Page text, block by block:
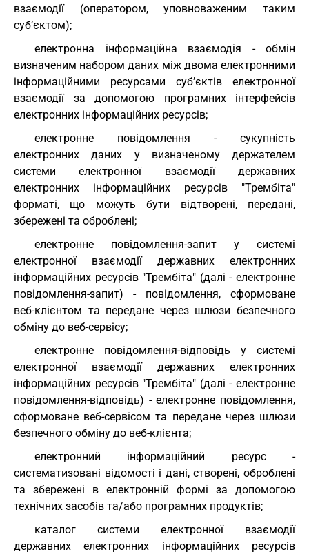
взаємодії (оператором, уповноваженим таким
суб’єктом);
електронна інформаційна взаємодія - обмін
визначеним набором даних між двома електронними
інформаційними ресурсами суб’єктів електронної
взаємодії за допомогою програмних інтерфейсів
електронних інформаційних ресурсів;
електронне повідомлення - сукупність
електронних даних у визначеному держателем
системи електронної взаємодії державних
електронних інформаційних ресурсів "Трембіта"
форматі, що можуть бути відтворені, передані,
збережені та оброблені;
електронне повідомлення-запит у системі
електронної взаємодії державних електронних
інформаційних ресурсів "Трембіта" (далі - електронне
повідомлення-запит) - повідомлення, сформоване
веб-клієнтом та передане через шлюзи безпечного
обміну до веб-сервісу;
електронне повідомлення-відповідь у системі
електронної взаємодії державних електронних
інформаційних ресурсів "Трембіта" (далі - електронне
повідомлення-відповідь) - електронне повідомлення,
сформоване веб-сервісом та передане через шлюзи
безпечного обміну до веб-клієнта;
електронний інформаційний ресурс -
систематизовані відомості і дані, створені, оброблені
та збережені в електронній формі за допомогою
технічних засобів та/або програмних продуктів;
каталог системи електронної взаємодії
державних електронних інформаційних ресурсів